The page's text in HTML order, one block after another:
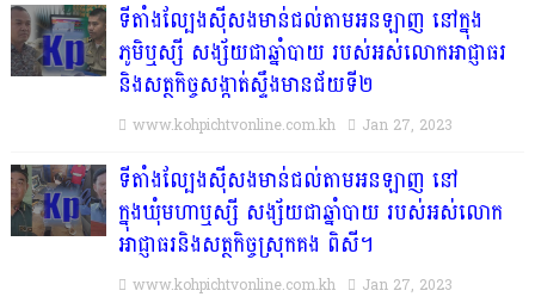
ទីតាំងល្បែងស៊ីសងមាន់ជល់តាមអនឡាញ នៅក្នុង
ភូមិឬស្សី សង្ស័យជាឆ្នាំបាយ របស់អស់លោកអាជ្ញាធរ
និងសត្ថកិច្ចសង្កាត់ស្ទឹងមានជ័យទី២
www.kohpichtvonline.com.kh Jan 27, 2023
ទីតាំងល្បែងស៊ីសងមាន់ជល់តាមអនឡាញ នៅ
ក្នុងឃុំមហាឬស្សី សង្ស័យជាឆ្នាំបាយ របស់អស់លោក
អាជ្ញាធរនិងសត្ថកិច្ចស្រុកគង ពិសី។
www.kohpichtvonline.com.kh Jan 27, 2023